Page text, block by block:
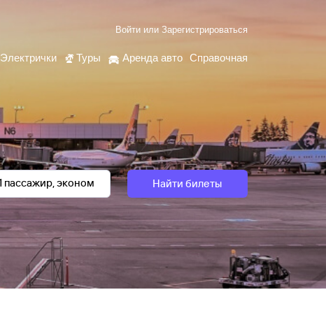
Войти или Зарегистрироваться
Электрички Туры Аренда авто Справочная
Найти билеты